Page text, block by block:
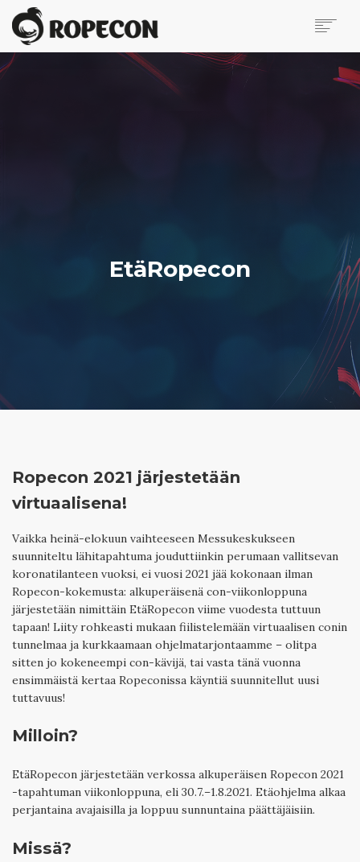
ROPECON
EtäRopecon
Ropecon 2021 järjestetään
virtuaalisena!
Vaikka heinä-elokuun vaihteeseen Messukeskukseen
suunniteltu lähitapahtuma jouduttiinkin perumaan vallitsevan
koronatilanteen vuoksi, ei vuosi 2021 jää kokonaan ilman
Ropecon-kokemusta: alkuperäisenä con-viikonloppuna
järjestetään nimittäin EtäRopecon viime vuodesta tuttuun
tapaan! Liity rohkeasti mukaan fiilistelemään virtuaalisen conin
tunnelmaa ja kurkkaamaan ohjelmatarjontaamme – olitpa
sitten jo kokeneempi con-kävijä, tai vasta tänä vuonna
ensimmäistä kertaa Ropeconissa käyntiä suunnitellut uusi
tuttavuus!
Milloin?
EtäRopecon järjestetään verkossa alkuperäisen Ropecon 2021
-tapahtuman viikonloppuna, eli 30.7.–1.8.2021. Etäohjelma alkaa
perjantaina avajaisilla ja loppuu sunnuntaina päättäjäisiin.
Missä?